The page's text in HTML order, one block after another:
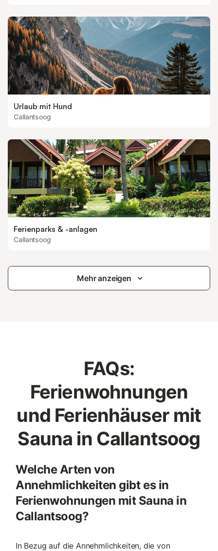
Urlaub mit Hund
Callantsoog
Ferienparks & -anlagen
Callantsoog
Mehr anzeigen
FAQs:
Ferienwohnungen
und Ferienhäuser mit
Sauna in Callantsoog
Welche Arten von
Annehmlichkeiten gibt es in
Ferienwohnungen mit Sauna in
Callantsoog?
In Bezug auf die Annehmlichkeiten, die von